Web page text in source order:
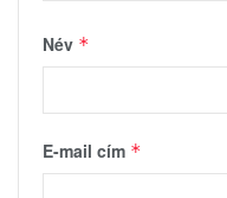
Név *
E-mail cím *